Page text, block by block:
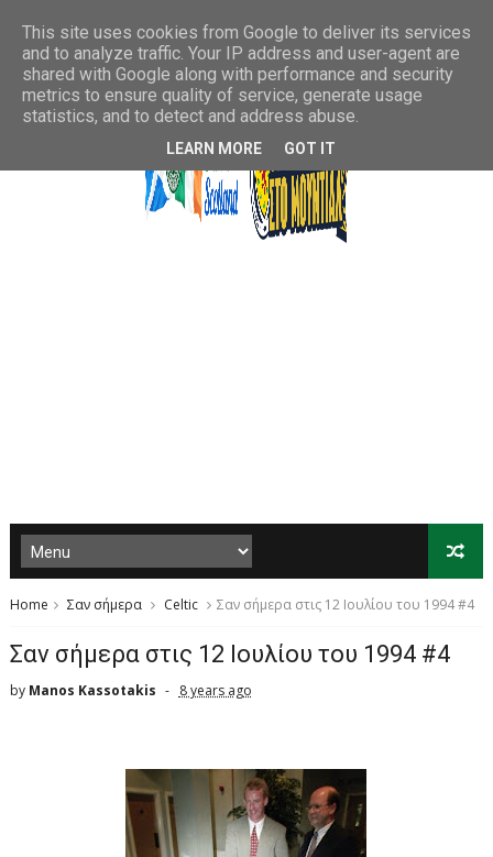
Home Σαν σήμερα Celtic Σαν σήμερα στις 12 Ιουλίου του 1994 #4
Σαν σήμερα στις 12 Ιουλίου του 1994 #4
by Manos Kassotakis 8 years ago
This site uses cookies from Google to deliver its services
and to analyze traffic. Your IP address and user-agent are
shared with Google along with performance and security
metrics to ensure quality of service, generate usage
statistics, and to detect and address abuse.
LEARN MORE GOT IT